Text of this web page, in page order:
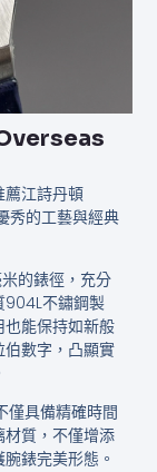
薦江詩丹頓
的工藝與經典
的錶徑，充分
904L不鏽鋼製
能保持如新般
數字，凸顯實
僅具備精確時間
質，不僅增添
錶完美形態。